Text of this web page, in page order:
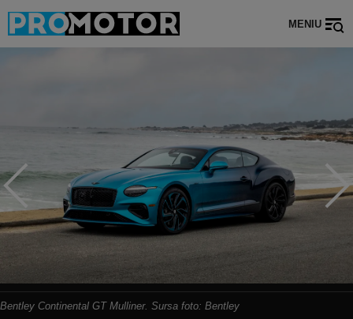
MENIU
Bentley Continental GT Mulliner. Sursa foto: Bentley